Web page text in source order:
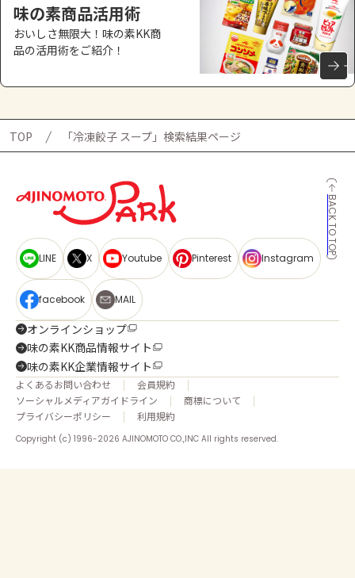
味の素商品活用術
おいしさ無限大！味の素KK商
品の活用術をご紹介！
TOP 「冷凍餃子 スープ」検索結果ページ
BACK TO TOP
LINE X Youtube Pinterest Instagram
facebook MAIL
オンラインショップ
味の素KK商品情報サイト
味の素KK企業情報サイト
よくあるお問い合わせ
会員規約
ソーシャルメディアガイドライン
商標について
プライバシーポリシー
利用規約
Copyright (c) 1996-2026 AJINOMOTO CO.,INC All rights reserved.